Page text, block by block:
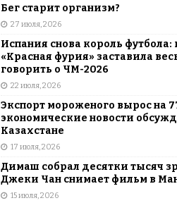
Бег старит организм?
27 июля, 2026
Испания снова король футбола:
«Красная фурия» заставила
говорить о ЧМ-2026
22 июля, 2026
Экспорт мороженого вырос на
экономические новости
Казахстане
17 июля, 2026
Димаш собрал десятки тысяч
Джеки Чан снимает фильм в
15 июля, 2026